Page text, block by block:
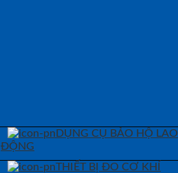
DỤNG CỤ BẢO HỘ LAO
ĐỘNG
THIẾT BỊ ĐO CƠ KHÍ